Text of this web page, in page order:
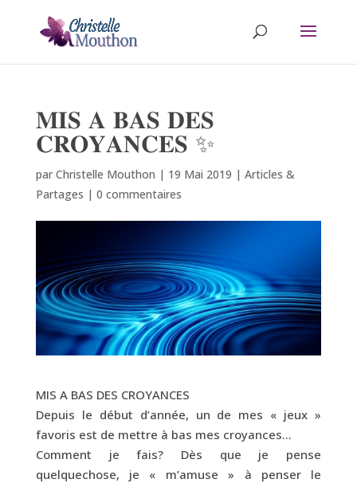
𝐌𝐈𝐒 𝐀 𝐁𝐀𝐒 𝐃𝐄𝐒
𝐂𝐑𝐎𝐘𝐀𝐍𝐂𝐄𝐒 ✨
par Christelle Mouthon | 19 Mai 2019 | Articles &
Partages | 0 commentaires
MIS A BAS DES CROYANCES
Depuis le début d’année, un de mes « jeux »
favoris est de mettre à bas mes croyances…
Comment je fais? Dès que je pense
quelquechose, je « m’amuse » à penser le